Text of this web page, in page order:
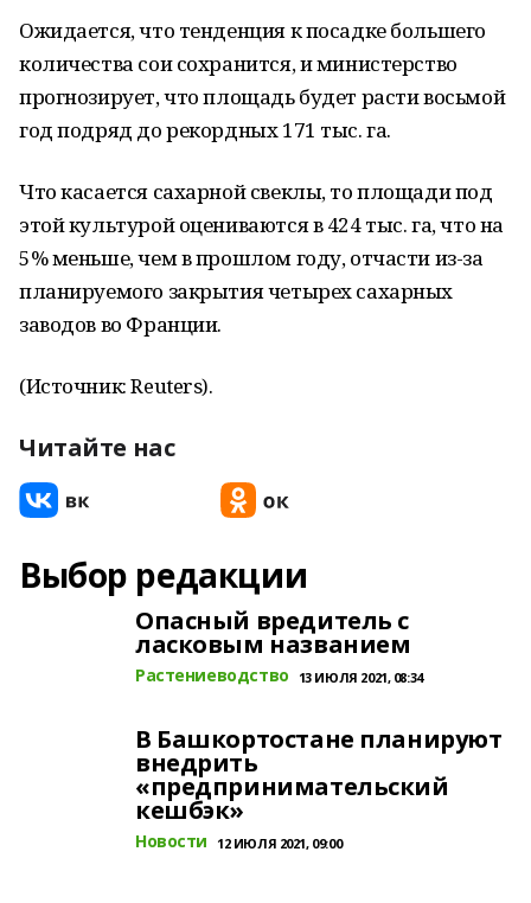
Ожидается, что тенденция к посадке большего
количества сои сохранится, и министерство
прогнозирует, что площадь будет расти восьмой
год подряд до рекордных 171 тыс. га.
Что касается сахарной свеклы, то площади под
этой культурой оцениваются в 424 тыс. га, что на
5% меньше, чем в прошлом году, отчасти из-за
планируемого закрытия четырех сахарных
заводов во Франции.
(Источник: Reuters).
Читайте нас
Выбор редакции
Опасный вредитель с
ласковым названием
Растениеводство 13 ИЮЛЯ 2021, 08:34
В Башкортостане планируют
внедрить
«предпринимательский
кешбэк»
Новости 12 ИЮЛЯ 2021, 09:00